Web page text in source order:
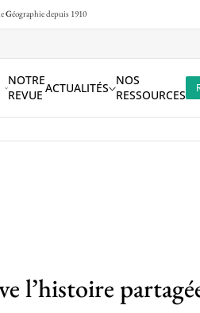
Géographiedepuis 1910
NOTRE
REVUE ACTUALITÉS NOS
RESSOURCES
l’histoire